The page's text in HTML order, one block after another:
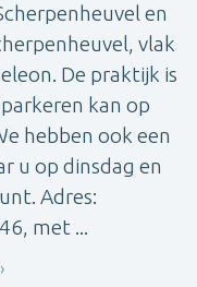
en
vlak
De praktijk is
kan op
hebben ook een
u op dinsdag en
Adres:
met ...